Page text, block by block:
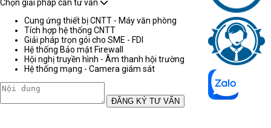
Chọn giải pháp cần tư vấn
Cung ứng thiết bị CNTT - Máy văn phòng
Tích hợp hệ thống CNTT
Giải pháp trọn gói cho SME - FDI
Hệ thống Bảo mật Firewall
Hội nghị truyền hình - Âm thanh hội trường
Hệ thống mạng - Camera giám sát
ĐĂNG KÝ TƯ VẤN